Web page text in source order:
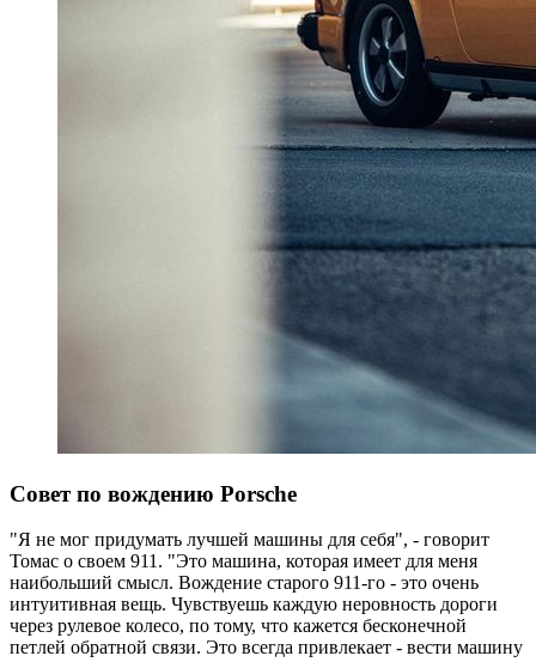
Совет по вождению Porsche
"Я не мог придумать лучшей машины для себя", - говорит
Томас о своем 911. "Это машина, которая имеет для меня
наибольший смысл. Вождение старого 911-го - это очень
интуитивная вещь. Чувствуешь каждую неровность дороги
через рулевое колесо, по тому, что кажется бесконечной
петлей обратной связи. Это всегда привлекает - вести машину